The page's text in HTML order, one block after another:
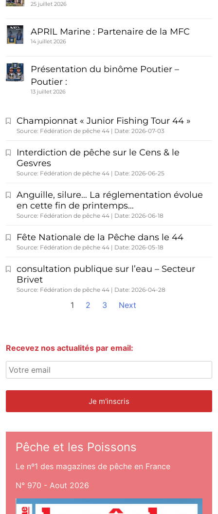
25 juillet 2026
APRIL Marine : Partenaire de la MFC
14 juillet 2026
Présentation du binôme Poutier –
Poutier :
13 juillet 2026
Championnat « Junior Fishing Tour 44 »
Source: Fédération de pêche 44 Date: 2026-07-03
Interdiction de pêche sur le Cens & le
Gesvres
Source: Fédération de pêche 44 Date: 2026-06-25
Anguille, silure… La réglementation évolue
en cette fin de printemps…
Source: Fédération de pêche 44 Date: 2026-06-18
Fête Nationale de la Pêche dans le 44
Source: Fédération de pêche 44 Date: 2026-05-18
consultation publique sur l’eau – Secteur
Brivet
Source: Fédération de pêche 44 Date: 2026-04-28
1 2 3 Next
Recevez nos actualités par email:
Pêche et les Poissons
Le nº1 des magazines de pêche en France
N° 970 - Aout 2026